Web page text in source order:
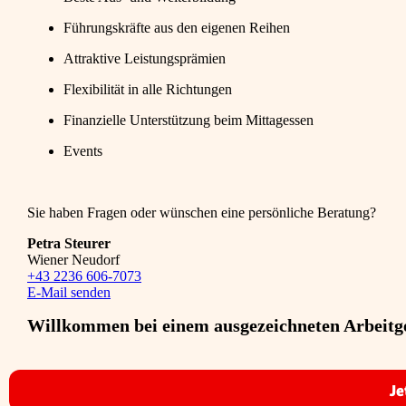
Führungskräfte aus den eigenen Reihen
Attraktive Leistungsprämien
Flexibilität in alle Richtungen
Finanzielle Unterstützung beim Mittagessen
Events
Sie haben Fragen oder wünschen eine persönliche Beratung?
Petra Steurer
Wiener Neudorf
+43 2236 606-7073
E-Mail senden
Willkommen bei einem ausgezeichneten